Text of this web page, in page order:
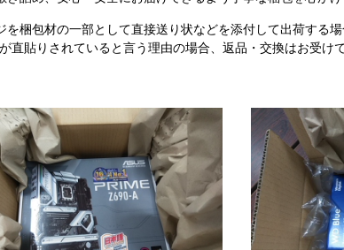
梱包材の一部として直接送り状などを添付して出荷する
貼りされていると言う理由の場合、返品・交換はお受け